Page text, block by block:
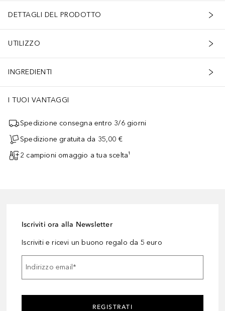
DETTAGLI DEL PRODOTTO
UTILIZZO
INGREDIENTI
I TUOI VANTAGGI
Spedizione consegna entro 3/6 giorni
Spedizione gratuita da 35,00 €
2 campioni omaggio a tua scelta¹
Iscriviti ora alla Newsletter
Iscriviti e ricevi un buono regalo da 5 euro
Indirizzo email*
REGISTRATI